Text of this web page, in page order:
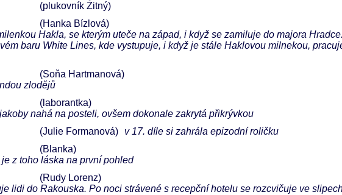
(plukovník Žitný)
(Hanka Bízlová)
Hakla, se kterým uteče na západ, i když se zamiluje do majora
baru White Lines, kde vystupuje, i když je stále Haklovou milnekou,
(Soňa Hartmanová)
zlodějů
(laborantka)
nahá na posteli, ovšem dokonale zakrytá přikrývkou
(Julie Formanová)
v 17. díle si zahrála epizodní roličku
(Blanka)
z toho láska na první pohled
(Rudy Lorenz)
lidi do Rakouska. Po noci strávené s recepční hotelu se rozcvičuje ve